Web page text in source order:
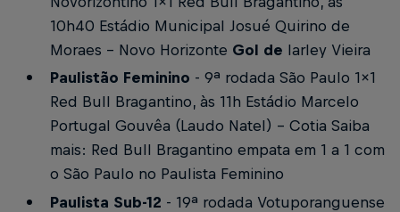
10h40 Estádio Municipal Josué Quirino de
Moraes - Novo Horizonte Gol de Iarley Vieira
Paulistão Feminino - 9ª rodada São Paulo 1x1
Red Bull Bragantino, às 11h Estádio Marcelo
Portugal Gouvêa (Laudo Natel) - Cotia Saiba
mais: Red Bull Bragantino empata em 1 a 1 com
o São Paulo no Paulista Feminino
Paulista Sub-12 - 19ª rodada Votuporanguense